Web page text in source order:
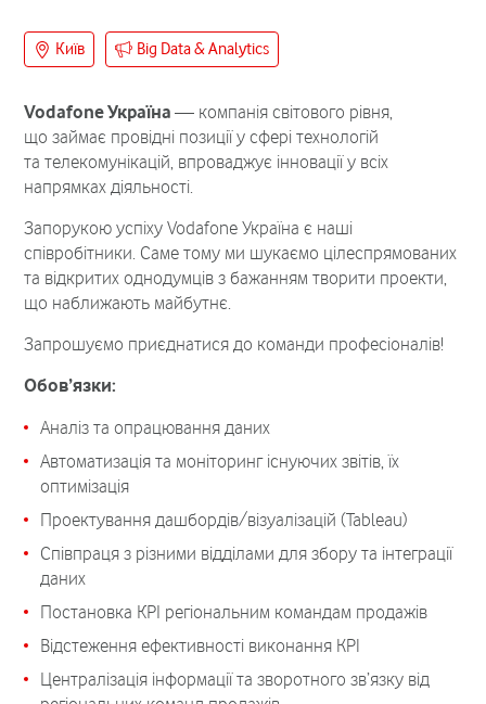
Київ Big Data & Analytics
Vodafone Україна — компанія світового рівня,
що займає провідні позиції у сфері технологій
та телекомунікацій, впроваджує інновації у всіх
напрямках діяльності.
Запорукою успіху Vodafone Україна є наші
співробітники. Саме тому ми шукаємо цілеспрямованих
та відкритих однодумців з бажанням творити проекти,
що наближають майбутнє.
Запрошуємо приєднатися до команди професіоналів!
Обов’язки:
Аналіз та опрацювання даних
Автоматизація та моніторинг існуючих звітів, їх
оптимізація
Проектування дашбордів/візуалізацій (Tableau)
Співпраця з різними відділами для збору та інтеграції
даних
Постановка КРІ регіональним командам продажів
Відстеження ефективності виконання KPI
Централізація інформації та зворотного зв’язку від